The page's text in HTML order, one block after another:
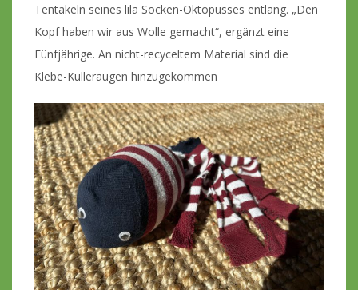
Tentakeln seines lila Socken-Oktopusses entlang. „Den
Kopf haben wir aus Wolle gemacht“, ergänzt eine
Fünfjährige. An nicht-recyceltem Material sind die
Klebe-Kulleraugen hinzugekommen